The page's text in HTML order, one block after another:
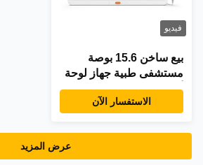
فيديو
بيع ساخن 15.6 بوصة
مستشفى طبية جهاز لوحة
أندرويد حاسوب حاسوب
الجدار المثبت POE NFC
مع مكالمة واحدة
الاستفسار الآن
عرض المزيد